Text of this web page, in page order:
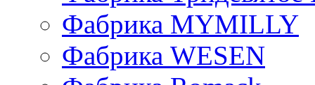
Фабрика MYMILLY
Фабрика WESEN